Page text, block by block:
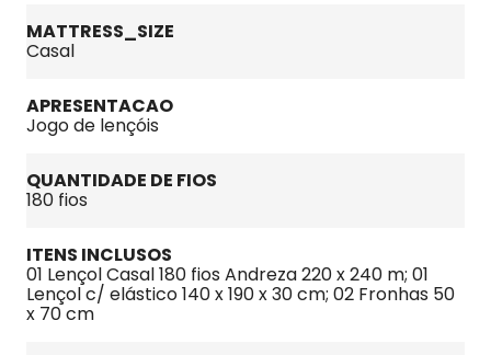
MATTRESS_SIZE
Casal
APRESENTACAO
Jogo de lençóis
QUANTIDADE DE FIOS
180 fios
ITENS INCLUSOS
01 Lençol Casal 180 fios Andreza 220 x 240 m; 01
Lençol c/ elástico 140 x 190 x 30 cm; 02 Fronhas 50
x 70 cm